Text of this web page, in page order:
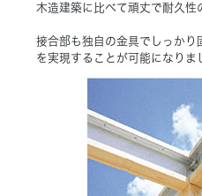
木造建築に比べて頑丈で耐久性
接合部も独自の金具でしっかり
を実現することが可能になりま